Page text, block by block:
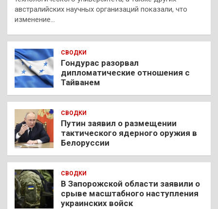
австралийских научных организаций показали, что
изменение…
СВОДКИ
Гондурас разорвал
дипломатические отношения с
Тайванем
СВОДКИ
Путин заявил о размещении
тактического ядерного оружия в
Белоруссии
СВОДКИ
В Запорожской области заявили о
срыве масштабного наступления
украинских войск